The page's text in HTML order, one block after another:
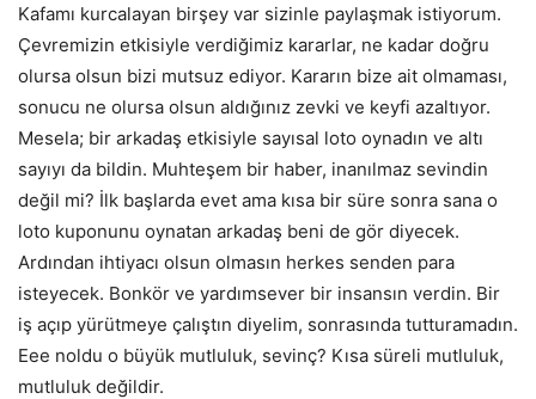
Kafamı kurcalayan birşey var sizinle paylaşmak istiyorum.
Çevremizin etkisiyle verdiğimiz kararlar, ne kadar doğru
olursa olsun bizi mutsuz ediyor. Kararın bize ait olmaması,
sonucu ne olursa olsun aldığınız zevki ve keyfi azaltıyor.
Mesela; bir arkadaş etkisiyle sayısal loto oynadın ve altı
sayıyı da bildin. Muhteşem bir haber, inanılmaz sevindin
değil mi? İlk başlarda evet ama kısa bir süre sonra sana o
loto kuponunu oynatan arkadaş beni de gör diyecek.
Ardından ihtiyacı olsun olmasın herkes senden para
isteyecek. Bonkör ve yardımsever bir insansın verdin. Bir
iş açıp yürütmeye çalıştın diyelim, sonrasında tutturamadın.
Eee noldu o büyük mutluluk, sevinç? Kısa süreli mutluluk,
mutluluk değildir.